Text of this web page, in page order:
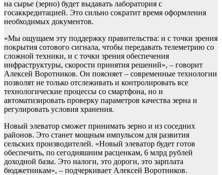
на сырье (зерно) будет выдавать лаборатория с
госаккредитацией. Это сильно сократит время оформления
необходимых документов.
«Мы ощущаем эту поддержку правительства: и с точки зрения
покрытия сотового сигнала, чтобы передавать телеметрию со
сложной техники, и с точки зрения обеспечения
инфраструктуры, скорости принятия решений», – говорит
Алексей Воротников. Он поясняет – современные технологии
позволят не только отслеживать и контролировать все
технологические процессы со смартфона, но и
автоматизировать проверку параметров качества зерна и
регулировать условия хранения.
Новый элеватор сможет принимать зерно и из соседних
районов. Это станет мощным импульсом для развития
сельских производителей. «Новый элеватор будет готов
обеспечить, по сегодняшним расценкам, 6 млрд рублей
доходной базы. Это налоги, это дороги, это зарплата
бюджетникам», – подчеркивает Алексей Воротников.